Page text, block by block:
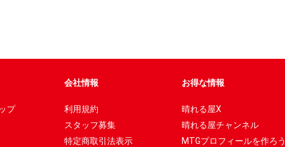
プ
会社情報
利用規約
スタッフ募集
特定商取引法表示
お得な情報
晴れる屋X
晴れる屋チャンネル
MTGプロフィールを作ろう